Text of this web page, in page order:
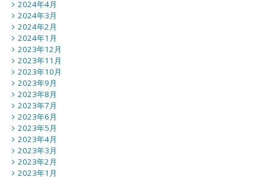
2024年4月
2024年3月
2024年2月
2024年1月
2023年12月
2023年11月
2023年10月
2023年9月
2023年8月
2023年7月
2023年6月
2023年5月
2023年4月
2023年3月
2023年2月
2023年1月